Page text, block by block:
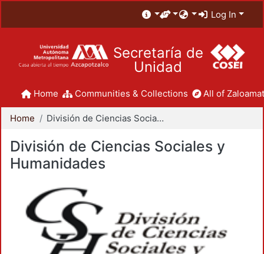
Log In
Secretaría de
Unidad
Home Communities & Collections All of
Home División de Ciencias Sociales y Humanidades
División de Ciencias Sociales y
Humanidades